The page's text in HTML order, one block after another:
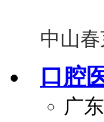
中山
口腔
广东